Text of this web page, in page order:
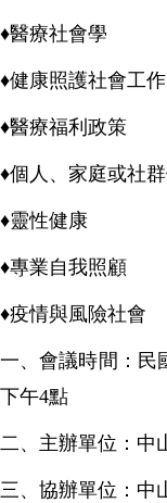
♦醫療社會學
♦健康照護社會工作
♦醫療福利政策
♦個人、家庭或社
♦靈性健康
♦專業自我照顧
♦疫情與風險社會
一、會議時間：民
下午4點
二、主辦單位：中
三、協辦單位：中